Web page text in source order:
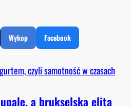
Wykop Facebook
czyli samotność w czasach
a brukselska elita